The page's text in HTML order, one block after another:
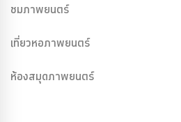
ชมภาพยนตร์
เที่ยวหอภาพยนตร์
ห้องสมุดภาพยนตร์